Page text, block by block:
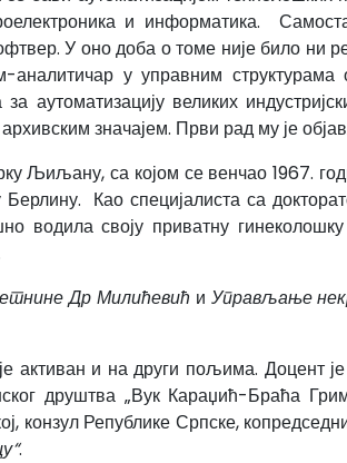
и информатика.
У оно доба о томе није било ни
у управним
аутоматизацију великих
значајем. Први рад му је
Љиљану, са којом се венчао 1967.
Као специјалиста са
водила своју приватну
Др Милићевић и Управљање
активан и на други пољима. Доцент
друштва „Вук Караџић-Браћа
конзул Републике Српске,
.